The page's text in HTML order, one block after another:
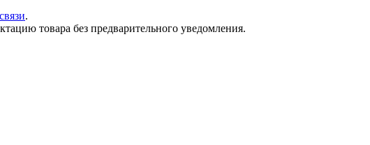
.
товара без предварительного уведомления.